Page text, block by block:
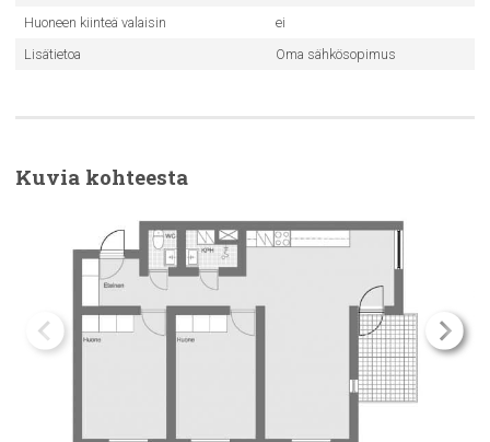
Huoneen kiinteä valaisin
ei
Lisätietoa
Oma sähkösopimus
Kuvia kohteesta